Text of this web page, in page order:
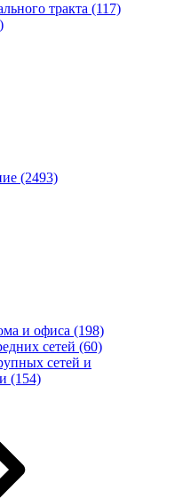
тракта (117)
(2493)
и офиса (198)
сетей (60)
сетей и
(154)